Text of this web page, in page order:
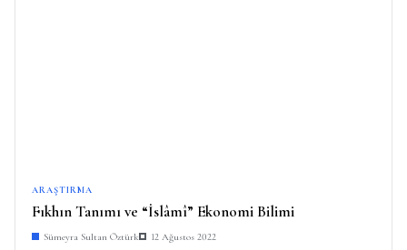
ARAŞTIRMA
Fıkhın Tanımı ve “İslâmî” Ekonomi Bilimi
Sümeyra Sultan Öztürk 12 Ağustos 2022